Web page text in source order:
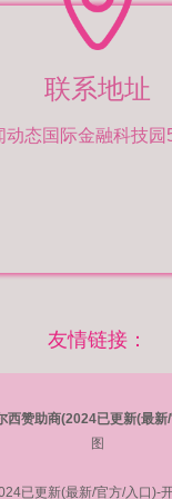
联系地址
动态国际金融科技园
友情链接：
西赞助商(2024已更新(最新
图
已更新(最新/官方/入口)-